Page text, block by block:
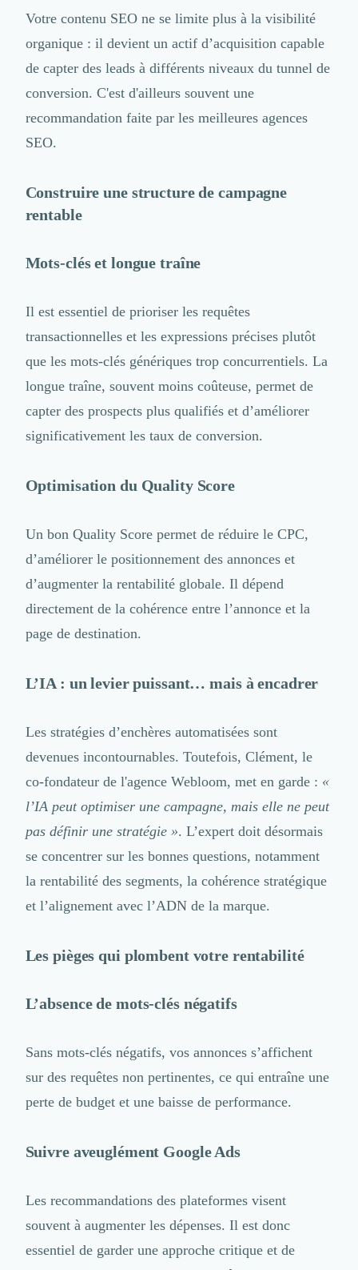
Votre contenu SEO ne se limite plus à la visibilité
organique : il devient un actif d’acquisition capable
de capter des leads à différents niveaux du tunnel de
conversion. C'est d'ailleurs souvent une
recommandation faite par les meilleures agences
SEO.
Construire une structure de campagne
rentable
Mots-clés et longue traîne
Il est essentiel de prioriser les requêtes
transactionnelles et les expressions précises plutôt
que les mots-clés génériques trop concurrentiels. La
longue traîne, souvent moins coûteuse, permet de
capter des prospects plus qualifiés et d’améliorer
significativement les taux de conversion.
Optimisation du Quality Score
Un bon Quality Score permet de réduire le CPC,
d’améliorer le positionnement des annonces et
d’augmenter la rentabilité globale. Il dépend
directement de la cohérence entre l’annonce et la
page de destination.
L’IA : un levier puissant… mais à encadrer
Les stratégies d’enchères automatisées sont
devenues incontournables. Toutefois, Clément, le
co-fondateur de l'agence Webloom, met en garde : «
l’IA peut optimiser une campagne, mais elle ne peut
pas définir une stratégie ». L’expert doit désormais
se concentrer sur les bonnes questions, notamment
la rentabilité des segments, la cohérence stratégique
et l’alignement avec l’ADN de la marque.
Les pièges qui plombent votre rentabilité
L’absence de mots-clés négatifs
Sans mots-clés négatifs, vos annonces s’affichent
sur des requêtes non pertinentes, ce qui entraîne une
perte de budget et une baisse de performance.
Suivre aveuglément Google Ads
Les recommandations des plateformes visent
souvent à augmenter les dépenses. Il est donc
essentiel de garder une approche critique et de